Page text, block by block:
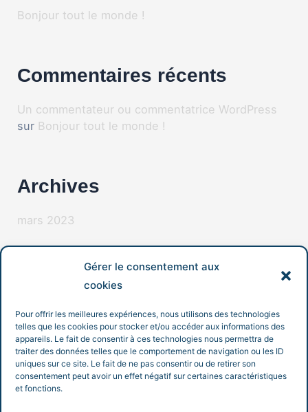
Gérer le consentement aux
cookies
Pour offrir les meilleures expériences, nous utilisons des technologies
telles que les cookies pour stocker et/ou accéder aux informations des
appareils. Le fait de consentir à ces technologies nous permettra de
traiter des données telles que le comportement de navigation ou les ID
uniques sur ce site. Le fait de ne pas consentir ou de retirer son
consentement peut avoir un effet négatif sur certaines caractéristiques
et fonctions.
Bonjour tout le monde !
Commentaires récents
Un commentateur ou commentatrice WordPress
sur Bonjour tout le monde !
Archives
mars 2023
Catégories
Non classé